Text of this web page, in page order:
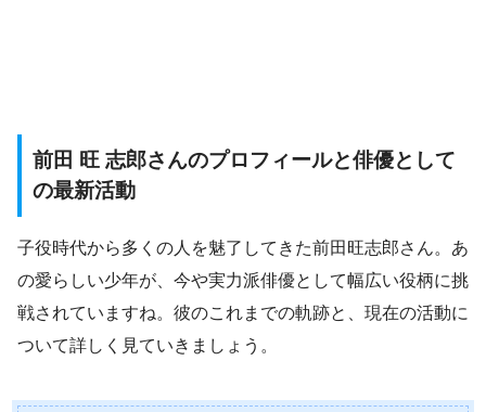
前田 旺 志郎さんのプロフィールと俳優として
の最新活動
子役時代から多くの人を魅了してきた前田旺志郎さん。あ
の愛らしい少年が、今や実力派俳優として幅広い役柄に挑
戦されていますね。彼のこれまでの軌跡と、現在の活動に
ついて詳しく見ていきましょう。